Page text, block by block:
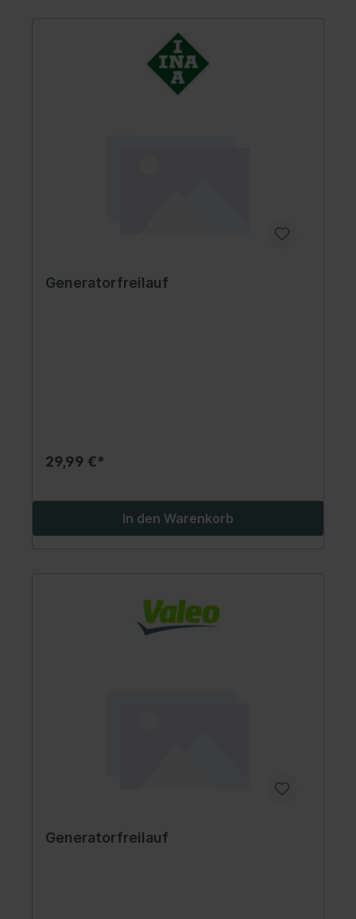
Generatorfreilauf
29,99 €*
In den Warenkorb
Generatorfreilauf